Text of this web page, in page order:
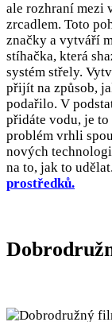
ale rozhraní mezi
zrcadlem. Toto
značky a vytváří
stíhačka, která
systém střely.
přijít na způsob,
podařilo. V
přidáte vodu, je to
problém vrhli
nových
na to, jak to
prostředků.